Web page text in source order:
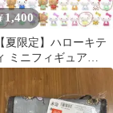
1,400
【夏限定】ハローキテ
ミニフィギュア